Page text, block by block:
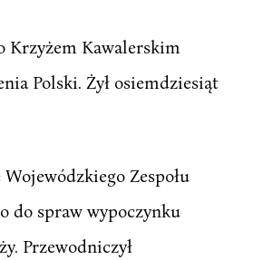
Krzyżem Kawalerskim
Polski. Żył osiemdziesiąt
Wojewódzkiego Zespołu
do spraw wypoczynku
Przewodniczył